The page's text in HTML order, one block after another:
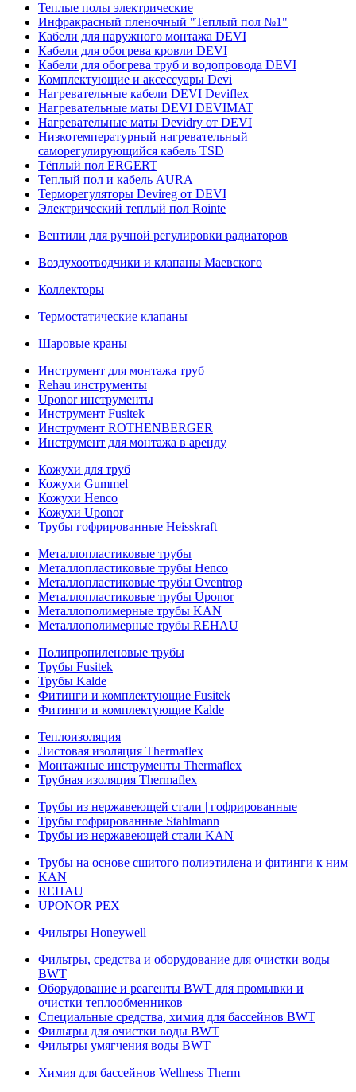
Теплые полы электрические
Инфракрасный пленочный "Теплый пол №1"
Кабели для наружного монтажа DEVI
Кабели для обогрева кровли DEVI
Кабели для обогрева труб и водопровода DEVI
Комплектующие и аксессуары Devi
Нагревательные кабели DEVI Deviflex
Нагревательные маты DEVI DEVIMAT
Нагревательные маты Devidry от DEVI
Низкотемпературный нагревательный
саморегулирующийся кабель TSD
Тёплый пол ERGERT
Теплый пол и кабель AURA
Терморегуляторы Devireg от DEVI
Электрический теплый пол Rointe
Вентили для ручной регулировки радиаторов
Воздухоотводчики и клапаны Маевского
Коллекторы
Термостатические клапаны
Шаровые краны
Инструмент для монтажа труб
Rehau инструменты
Uponor инструменты
Инструмент Fusitek
Инструмент ROTHENBERGER
Инструмент для монтажа в аренду
Кожухи для труб
Кожухи Gummel
Кожухи Henco
Кожухи Uponor
Трубы гофрированные Heisskraft
Металлопластиковые трубы
Металлопластиковые трубы Henco
Металлопластиковые трубы Oventrop
Металлопластиковые трубы Uponor
Металлополимерные трубы KAN
Металлополимерные трубы REHAU
Полипропиленовые трубы
Трубы Fusitek
Трубы Kalde
Фитинги и комплектующие Fusitek
Фитинги и комплектующие Kalde
Теплоизоляция
Листовая изоляция Thermaflex
Монтажные инструменты Thermaflex
Трубная изоляция Thermaflex
Трубы из нержавеющей стали | гофрированные
Трубы гофрированные Stahlmann
Трубы из нержавеющей стали KAN
Трубы на основе сшитого полиэтилена и фитинги к ним
KAN
REHAU
UPONOR PEX
Фильтры Honeywell
Фильтры, средства и оборудование для очистки воды
BWT
Оборудование и реагенты BWT для промывки и
очистки теплообменников
Специальные средства, химия для бассейнов BWT
Фильтры для очистки воды BWT
Фильтры умягчения воды BWT
Химия для бассейнов Wellness Therm